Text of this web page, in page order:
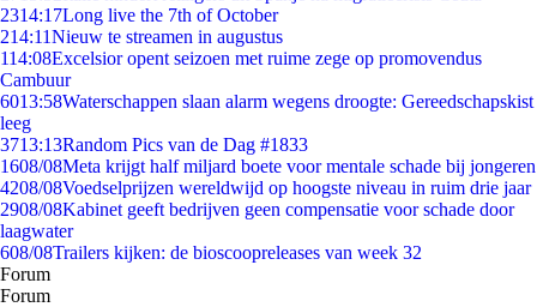
2314:17Long live the 7th of October
214:11Nieuw te streamen in augustus
114:08Excelsior opent seizoen met ruime zege op promovendus
Cambuur
6013:58Waterschappen slaan alarm wegens droogte: Gereedschapskist
leeg
3713:13Random Pics van de Dag #1833
1608/08Meta krijgt half miljard boete voor mentale schade bij jongeren
4208/08Voedselprijzen wereldwijd op hoogste niveau in ruim drie jaar
2908/08Kabinet geeft bedrijven geen compensatie voor schade door
laagwater
608/08Trailers kijken: de bioscoopreleases van week 32
Forum
Forum